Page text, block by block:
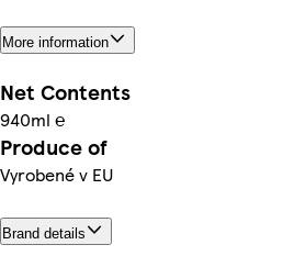
More information
Net Contents
940ml ℮
Produce of
Vyrobené v EU
Brand details